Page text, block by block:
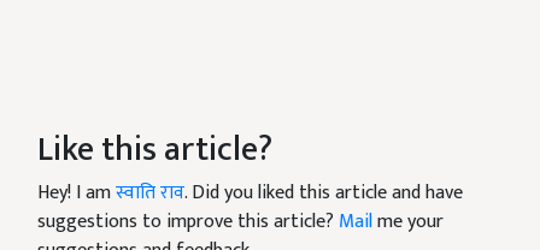
Like this article?
Hey! I amस्वाति राव. Did you liked this article and have
suggestions to improve this article? Mailme your